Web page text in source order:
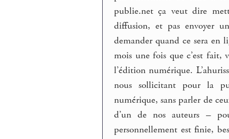
publie.net ça veut dire
diffusion, et pas envoyer
demander quand ce sera en
mois une fois que c’est
l’édition numérique.
nous sollicitant pour la
numérique, sans parler de
d’un de nos auteurs –
personnellement est finie,